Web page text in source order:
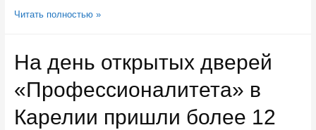
Карельских
участие
разработке
программы
развития
торговли
Читать полностью »
На день открытых дверей
«Профессионалитета» в
Карелии пришли более 12